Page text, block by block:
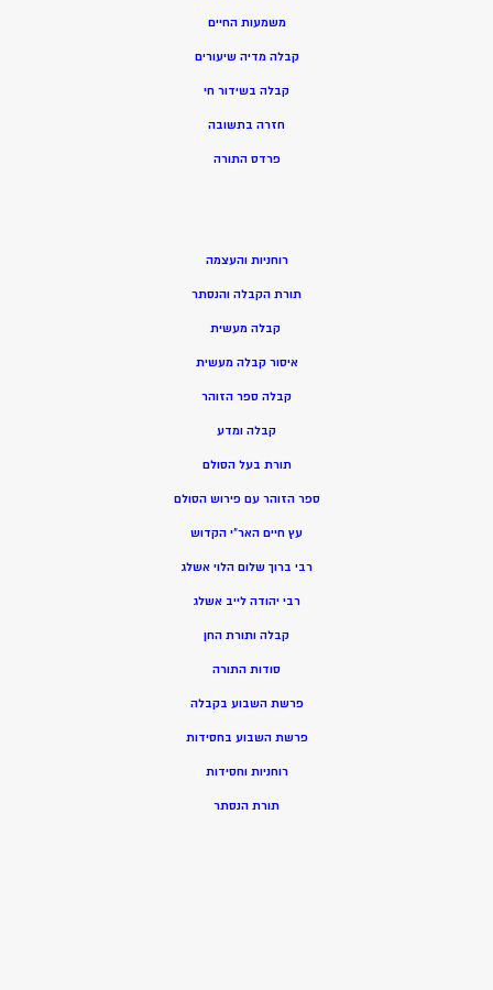
משמעות החיים
קבלה מדיה שיעורים
קבלה בשידור חי
חזרה בתשובה
פרדס התורה
רוחניות והעצמה
תורת הקבלה והנסתר
קבלה מעשית
איסור קבלה מעשית
קבלה ספר הזוהר
קבלה ומדע
תורת בעל הסולם
ספר הזוהר עם פירוש הסולם
עץ חיים האר”י הקדוש
רבי ברוך שלום הלוי אשלג
רבי יהודה לייב אשלג
קבלה ותורת החן
סודות התורה
פרשת השבוע בקבלה
פרשת השבוע בחסידות
רוחניות וחסידות
תורת הנסתר